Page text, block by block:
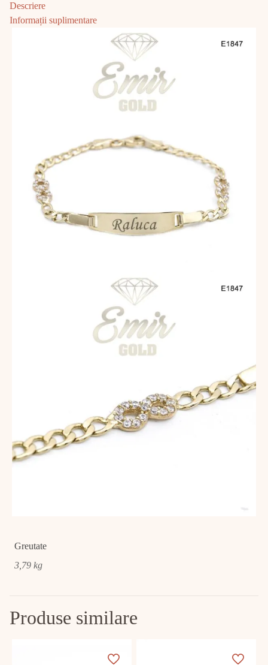
Descriere
Informații suplimentare
Greutate
3,79 kg
Produse similare